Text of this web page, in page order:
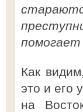
Как
это и его
на